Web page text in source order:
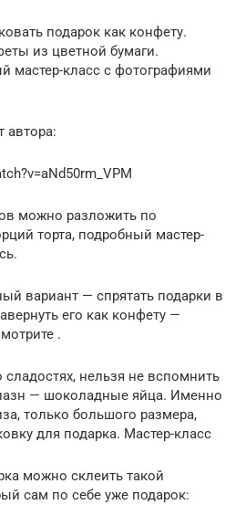
подарок как конфету.
из цветной бумаги.
мастер-класс с фотографиями
автора:
можно разложить по
торта, подробный мастер-
вариант — спрятать подарки в
его как конфету —
.
сладостях, нельзя не вспомнить
— шоколадные яйца. Именно
только большого размера,
для подарка. Мастер-класс
можно склеить такой
сам по себе уже подарок: